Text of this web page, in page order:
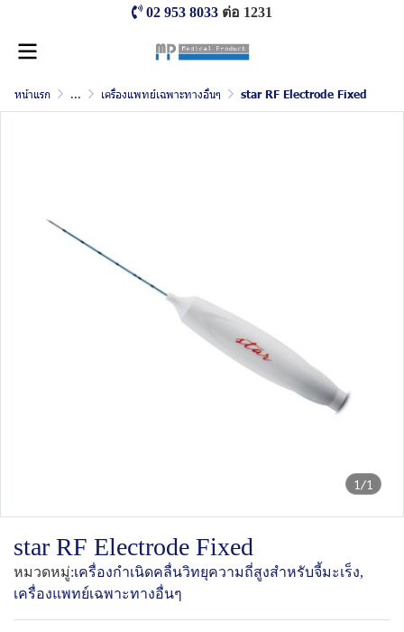
02 953 8033 ต่อ 1231
หน้าแรก ... เครื่องแพทย์เฉพาะทางอื่นๆ star RF Electrode Fixed
1/1
star RF Electrode Fixed
หมวดหมู่:เครื่องกำเนิดคลื่นวิทยุความถี่สูงสำหรับจี้มะเร็ง,
เครื่องแพทย์เฉพาะทางอื่นๆ